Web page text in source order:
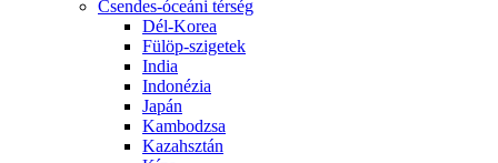
Csendes-óceáni térség
Dél-Korea
Fülöp-szigetek
India
Indonézia
Japán
Kambodzsa
Kazahsztán